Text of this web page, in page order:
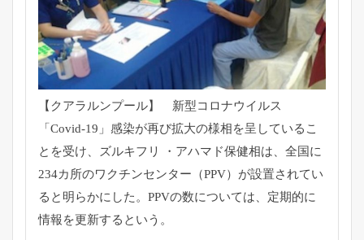
【クアラルンプール】 新型コロナウイルス
「Covid-19」感染が再び拡大の様相を呈しているこ
とを受け、ズルキフリ ・アハマド保健相は、全国に
234カ所のワクチンセンター（PPV）が設置されてい
ると明らかにした。PPVの数については、定期的に
情報を更新するという。